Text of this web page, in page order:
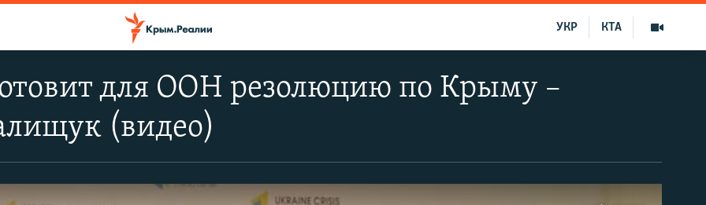
КТА
УКР
для ООН резолюцию по Крыму –
(видео)